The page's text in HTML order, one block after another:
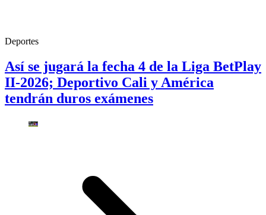
Deportes
Así se jugará la fecha 4 de la Liga BetPlay
II-2026; Deportivo Cali y América
tendrán duros exámenes